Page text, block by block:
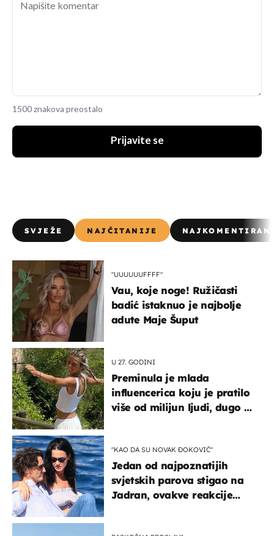
1500 znakova preostalo
Prijavite se
SVJEŽE NAJČITANIJE
"UUUUUUFFFF"
Vau, koje noge! Ružičasti
badić istaknuo je najbolje
adute Maje Šuput
U 27. GODINI
Preminula je mlada
influencerica koju je pratilo
više od milijun ljudi, dugo se
"KAO DA SU NOVAK ĐOKOVIĆ"
Jedan od najpoznatijih
svjetskih parova stigao na
Jadran, ovakve reakcije